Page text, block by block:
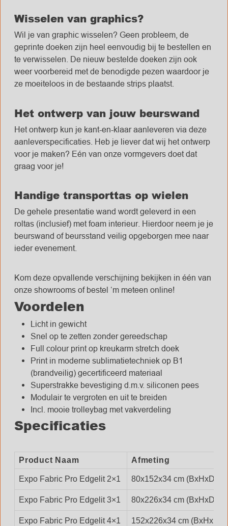
Wisselen van graphics?
Wil je van graphic wisselen? Geen probleem, de
geprinte doeken zijn heel eenvoudig bij te bestellen en
te verwisselen. De nieuw bestelde doeken zijn ook
weer voorbereid met de benodigde pezen waardoor je
ze moeiteloos in de bestaande strips plaatst.
Het ontwerp van jouw beurswand
Het ontwerp kun je kant-en-klaar aanleveren via deze
aanleverspecificaties. Heb je liever dat wij het ontwerp
voor je maken? Eén van onze vormgevers doet dat
graag voor je!
Handige transporttas op wielen
De gehele presentatie wand wordt geleverd in een
roltas (inclusief) met foam interieur. Hierdoor neem je je
beurswand of beursstand veilig opgeborgen mee naar
ieder evenement.
Kom deze opvallende verschijning bekijken in één van
onze showrooms of bestel ‘m meteen online!
Voordelen
Licht in gewicht
Snel op te zetten zonder gereedschap
Full colour print op kreukarm stretch doek
Print in moderne sublimatietechniek op B1
(brandveilig) gecertificeerd materiaal
Superstrakke bevestiging d.m.v. siliconen pees
Modulair te vergroten en uit te breiden
Incl. mooie trolleybag met vakverdeling
Specificaties
Product Naam Afmeting
Expo Fabric Pro Edgelit 2×1 80x152x34 cm (BxHxD)
Expo Fabric Pro Edgelit 3×1 80x226x34 cm (BxHxD)
Expo Fabric Pro Edgelit 4×1 152x226x34 cm (BxHxD)